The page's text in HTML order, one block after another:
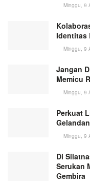
Minggu, 9
Identitas
Minggu, 9
Jangan
Memicu
Minggu, 9
Perkuat
Minggu, 9
Di
Serukan
Gembira